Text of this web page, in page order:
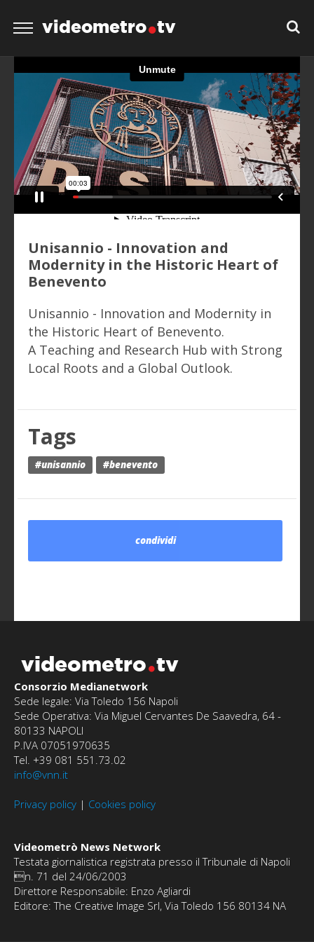
videometro tv
Unisannio - Innovation and
Modernity in the Historic Heart of
Benevento
Unisannio - Innovation and Modernity in
the Historic Heart of Benevento.
A Teaching and Research Hub with Strong
Local Roots and a Global Outlook.
Tags
#unisannio #benevento
condividi
videometro tv
Consorzio Medianetwork
Sede legale: Via Toledo 156 Napoli
Sede Operativa: Via Miguel Cervantes De Saavedra, 64 -
80133 NAPOLI
P.IVA 07051970635
Tel. +39 081 551.73.02
info@vnn.it
Privacy policy | Cookies policy
Videometrò News Network
Testata giornalistica registrata presso il Tribunale di Napoli
n. 71 del 24/06/2003
Direttore Responsabile: Enzo Agliardi
Editore: The Creative Image Srl, Via Toledo 156 80134 NA